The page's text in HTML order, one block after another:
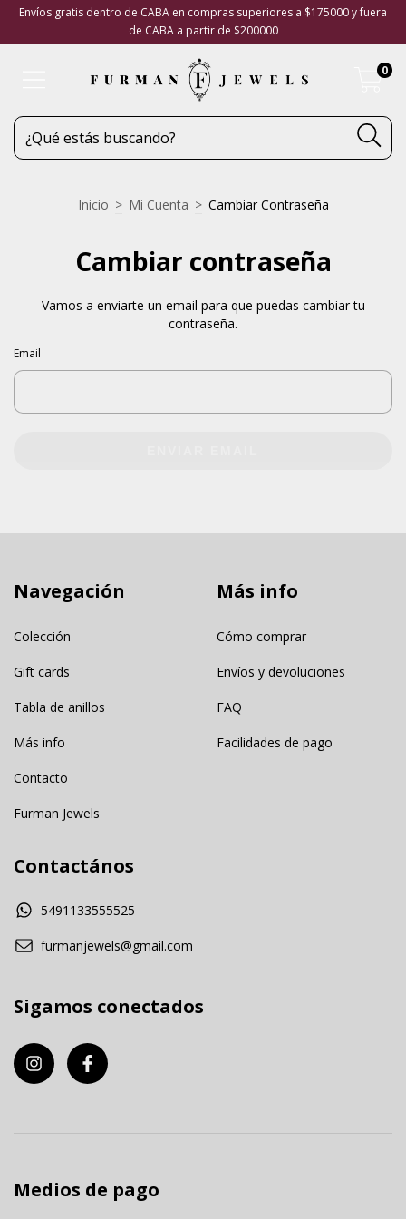
Envíos gratis dentro de CABA en compras superiores a $175000 y fuera
de CABA a partir de $200000
0
Inicio > Mi Cuenta > Cambiar Contraseña
Cambiar contraseña
Vamos a enviarte un email para que puedas cambiar tu
contraseña.
Email
Navegación
Colección
Gift cards
Tabla de anillos
Más info
Contacto
Furman Jewels
Más info
Cómo comprar
Envíos y devoluciones
FAQ
Facilidades de pago
Contactános
5491133555525
furmanjewels@gmail.com
Sigamos conectados
Medios de pago